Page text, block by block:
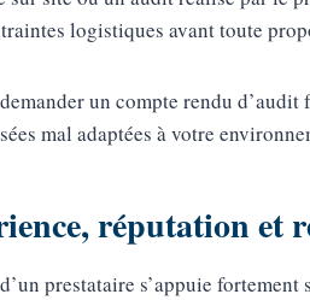
logistiques avant toute
un compte rendu
mal adaptées à votre
réputation et
prestataire s’appuie